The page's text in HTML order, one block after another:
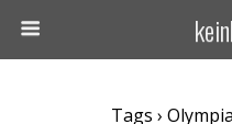
Tags ›